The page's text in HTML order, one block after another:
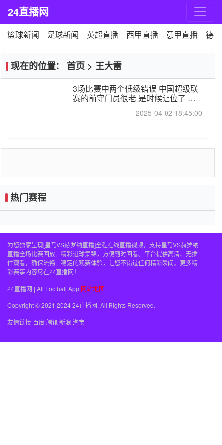
24直播网
篮球新闻 足球新闻 英超直播 西甲直播 意甲直播 德
现在的位置： 首页 > 王大雷
3场比赛中两个低级错误 中国超级联
赛的前守门员很老 是时候让位了 最
2025-04-02 18:45:00
热门赛程
为您独家呈现[皇马VS赫罗纳直播]全程在线直播视频，支持皇马VS赫罗纳
直播全场比赛回放、精彩进球集锦，方便随时回看。平台提供高清、无插
件观看，确保流畅、稳定的观赛体验，让您不错过任何精彩瞬间。更多精
彩赛事内容尽在24直播网！
24直播网 | All Football App 网站地图
Copyright © 2021-2024 24直播网. All Rights Reserved.
友情链接百度腾讯新浪 淘宝